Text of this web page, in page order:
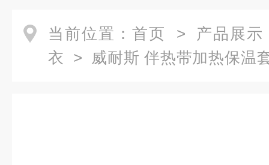
当前位置： 首页 > 产品展示
衣 > 威耐斯 伴热带加热保温